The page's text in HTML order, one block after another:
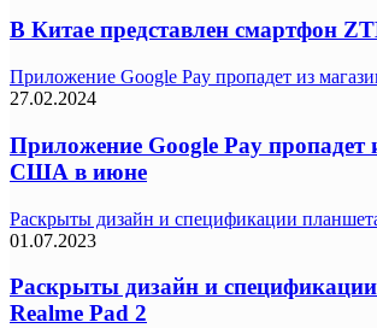
В Китае представлен смартфон
Приложение Google Pay пропадет из
27.02.2024
Приложение Google Pay пропадет
США в июне
Раскрыты дизайн и спецификации
01.07.2023
Раскрыты дизайн и
Realme Pad 2